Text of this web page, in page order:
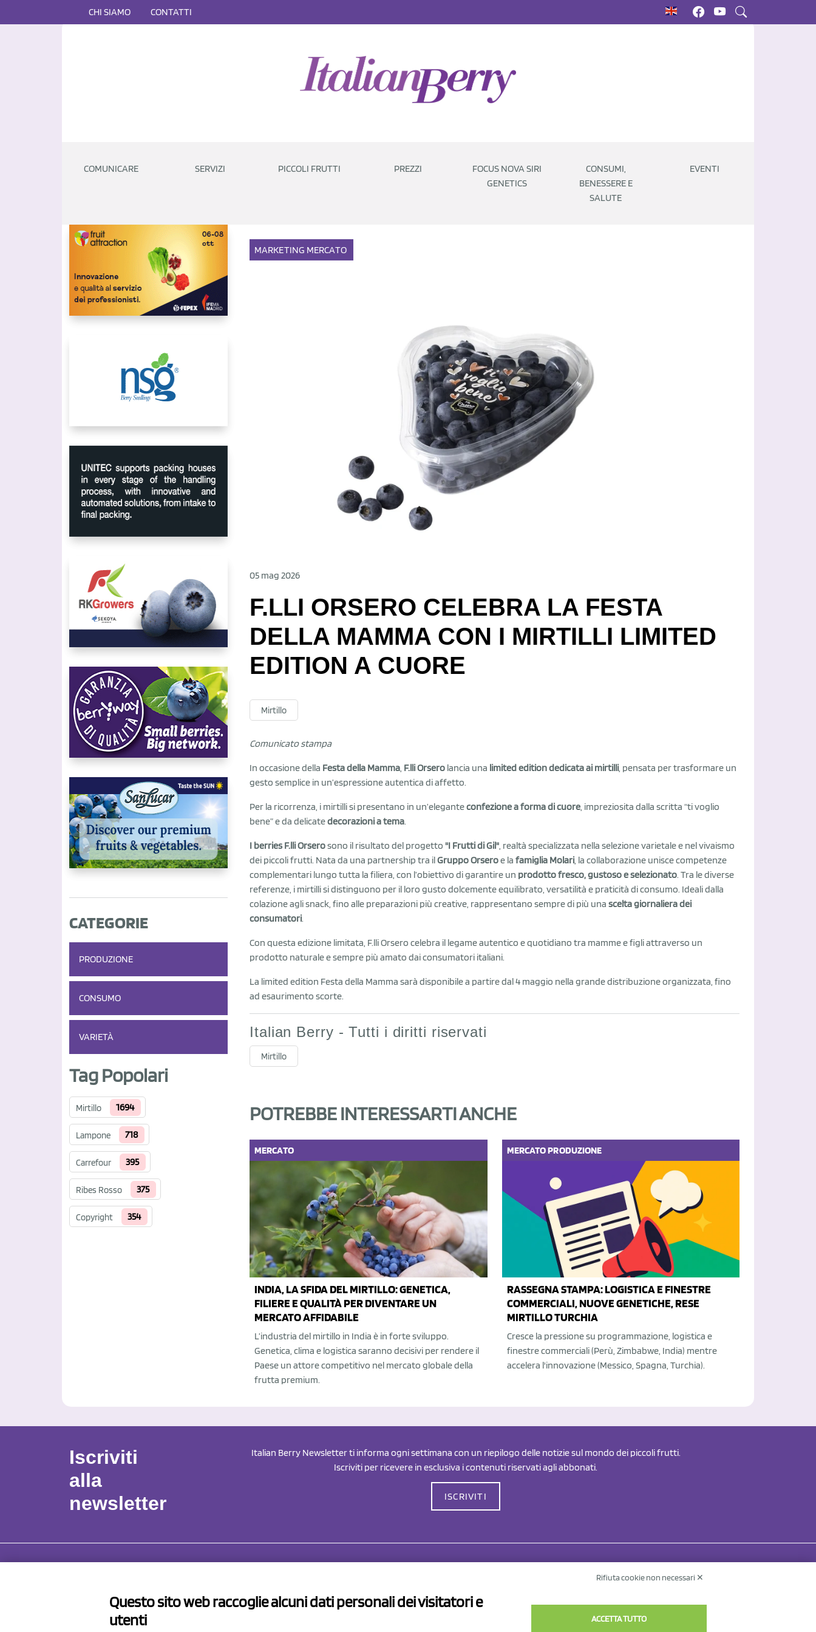
CHI SIAMO CONTATTI
COMUNICARE SERVIZI PICCOLI FRUTTI PREZZI
FOCUS NOVA SIRI
GENETICS
CONSUMI,
BENESSERE E
SALUTE
EVENTI
CATEGORIE
PRODUZIONE
CONSUMO
VARIETÀ
Tag Popolari
Mirtillo 1694
Lampone 718
Carrefour 395
Ribes Rosso 375
Copyright 354
MARKETING MERCATO
05 mag 2026
F.LLI ORSERO CELEBRA LA FESTA
DELLA MAMMA CON I MIRTILLI LIMITED
EDITION A CUORE
Mirtillo
Comunicato stampa
In occasione della Festa della Mamma, F.lli Orsero lancia una limited edition dedicata ai mirtilli, pensata per trasformare un
gesto semplice in un’espressione autentica di affetto.
Per la ricorrenza, i mirtilli si presentano in un’eleganteconfezione a forma di cuore, impreziosita dalla scritta “ti voglio
bene” e da delicatedecorazioni a tema.
I berries F.lli Orserosono il risultato del progetto "I Frutti di Gil", realtà specializzata nella selezione varietale e nel vivaismo
dei piccoli frutti. Nata da una partnership tra ilGruppo Orseroe la famiglia Molari, la collaborazione unisce competenze
complementari lungo tutta la filiera, con l’obiettivo di garantire un prodotto fresco, gustoso e selezionato. Tra le diverse
referenze, i mirtilli si distinguono per il loro gusto dolcemente equilibrato, versatilità e praticità di consumo. Ideali dalla
colazione agli snack, fino alle preparazioni più creative, rappresentano sempre di più una scelta giornaliera dei
consumatori.
Con questa edizione limitata, F.lli Orsero celebra il legame autentico e quotidiano tra mamme e figli attraverso un
prodotto naturale e sempre più amato dai consumatori italiani.
La limited edition Festa della Mamma sarà disponibile a partire dal 4 maggio nella grande distribuzione organizzata, fino
ad esaurimento scorte.
Italian Berry - Tutti i diritti riservati
Mirtillo
POTREBBE INTERESSARTI ANCHE
MERCATO
INDIA, LA SFIDA DEL MIRTILLO: GENETICA,
FILIERE E QUALITÀ PER DIVENTARE UN
MERCATO AFFIDABILE
L’industria del mirtillo in India è in forte sviluppo.
Genetica, clima e logistica saranno decisivi per rendere il
Paese un attore competitivo nel mercato globale della
frutta premium.
MERCATOPRODUZIONE
RASSEGNA STAMPA: LOGISTICA E FINESTRE
COMMERCIALI, NUOVE GENETICHE, RESE
MIRTILLO TURCHIA
Cresce la pressione su programmazione, logistica e
finestre commerciali (Perù, Zimbabwe, India) mentre
accelera l'innovazione (Messico, Spagna, Turchia).
Iscriviti
alla
newsletter
Italian Berry Newsletter ti informa ogni settimana con un riepilogo delle notizie sul mondo dei piccoli frutti.
Iscriviti per ricevere in esclusiva i contenuti riservati agli abbonati.
ISCRIVITI
Via Prov.le Sassuolo Vignola 315/1
REA: MO 208553
Rifiuta cookie non necessari ✕
Questo sito web raccoglie alcuni dati personali dei visitatori e
utenti
ACCETTA TUTTO